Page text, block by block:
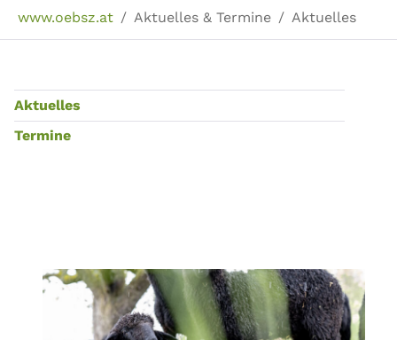
www.oebsz.at Aktuelles & Termine Aktuelles
Aktuelles
Termine